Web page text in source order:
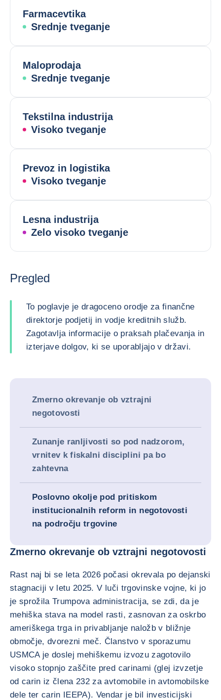
Farmacevtika
Srednje tveganje
Maloprodaja
Srednje tveganje
Tekstilna industrija
Visoko tveganje
Prevoz in logistika
Visoko tveganje
Lesna industrija
Zelo visoko tveganje
Pregled
To poglavje je dragoceno orodje za finančne
direktorje podjetij in vodje kreditnih služb.
Zagotavlja informacije o praksah plačevanja in
izterjave dolgov, ki se uporabljajo v državi.
Zmerno okrevanje ob vztrajni
negotovosti
Zunanje ranljivosti so pod nadzorom,
vrnitev k fiskalni disciplini pa bo
zahtevna
Poslovno okolje pod pritiskom
institucionalnih reform in negotovosti
na področju trgovine
Zmerno okrevanje ob vztrajni negotovosti
Rast naj bi se leta 2026 počasi okrevala po dejanski
stagnaciji v letu 2025. V luči trgovinske vojne, ki jo
je sprožila Trumpova administracija, se zdi, da je
mehiška stava na model rasti, zasnovan za oskrbo
ameriškega trga in privabljanje naložb v bližnje
območje, dvorezni meč. Članstvo v sporazumu
USMCA je doslej mehiškemu izvozu zagotovilo
visoko stopnjo zaščite pred carinami (glej izvzetje
od carin iz člena 232 za avtomobile in avtomobilske
dele ter carin IEEPA). Vendar je bil investicijski